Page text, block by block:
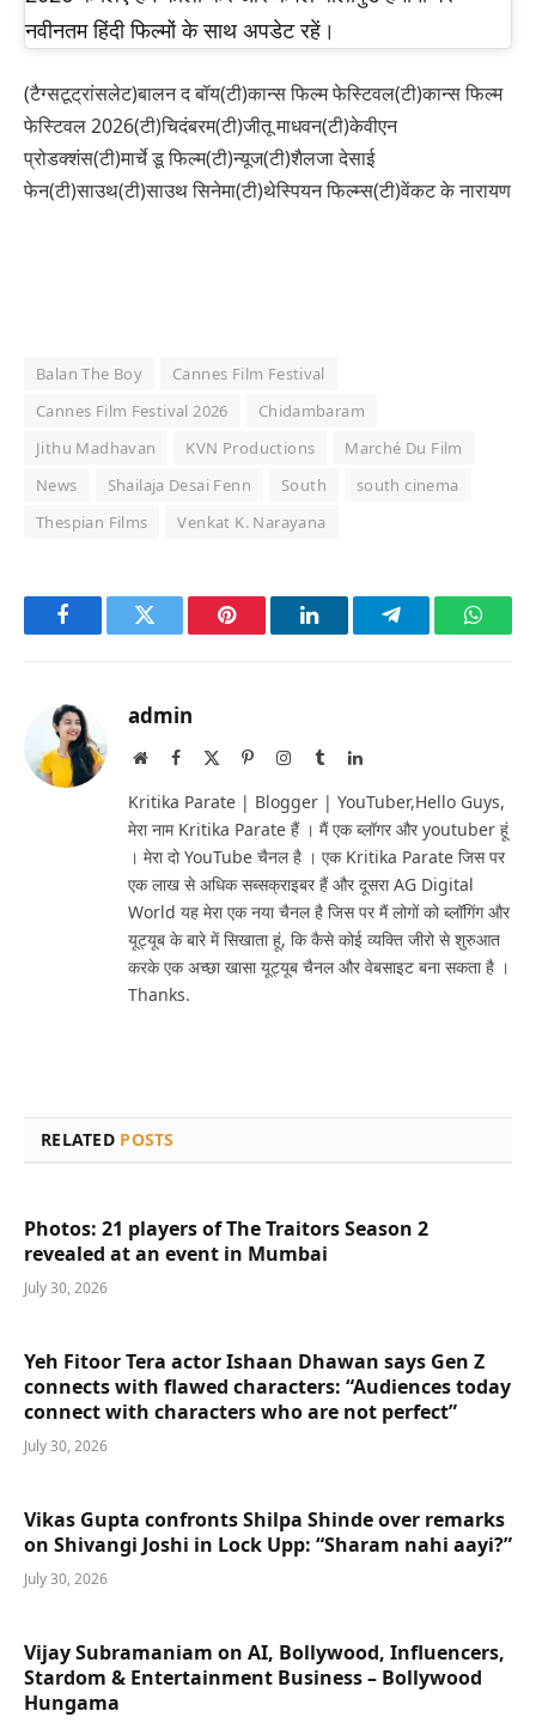
नवीनतम हिंदी फिल्मों के साथ अपडेट रहें।
(टैग्सटूट्रांसलेट)बालन द बॉय(टी)कान्स फिल्म फेस्टिवल(टी)कान्स फिल्म
फेस्टिवल 2026(टी)चिदंबरम(टी)जीतू माधवन(टी)केवीएन
प्रोडक्शंस(टी)मार्चे डू फिल्म(टी)न्यूज(टी)शैलजा देसाई
फेन(टी)साउथ(टी)साउथ सिनेमा(टी)थेस्पियन फिल्म्स(टी)वेंकट के नारायण
Balan The Boy
Cannes Film Festival
Cannes Film Festival 2026
Chidambaram
Jithu Madhavan
KVN Productions
Marché Du Film
News
Shailaja Desai Fenn South
south cinema
Thespian Films
Venkat K. Narayana
FacebookTwitter Pinterest LinkedInTelegram
admin
WebsiteFacebook PinterestInstagram
TumblrLinkedIn
Kritika Parate | Blogger | YouTuber,Hello Guys,
मेरा नाम Kritika Parate हैं । मैं एक ब्लॉगर और youtuber हूं
। मेरा दो YouTube चैनल है । एक Kritika Parate जिस पर
एक लाख से अधिक सब्सक्राइबर हैं और दूसरा AG Digital
World यह मेरा एक नया चैनल है जिस पर मैं लोगों को ब्लॉगिंग और
यूट्यूब के बारे में सिखाता हूं, कि कैसे कोई व्यक्ति जीरो से शुरुआत
करके एक अच्छा खासा यूट्यूब चैनल और वेबसाइट बना सकता है ।
Thanks.
RELATED POSTS
Photos: 21 players of The Traitors Season 2
revealed at an event in Mumbai
July 30, 2026
Yeh Fitoor Tera actor Ishaan Dhawan says Gen Z
connects with flawed characters: “Audiences today
connect with characters who are not perfect”
July 30, 2026
Vikas Gupta confronts Shilpa Shinde over remarks
on Shivangi Joshi in Lock Upp: “Sharam nahi aayi?”
July 30, 2026
Vijay Subramaniam on AI, Bollywood, Influencers,
Stardom & Entertainment Business – Bollywood
Hungama